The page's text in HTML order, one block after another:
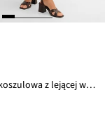
Sukienka koszulowa z lejącej wiskozy